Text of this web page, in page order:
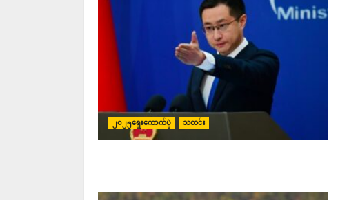
၂၀၂၅ရွေးကောက်ပွဲ သတင်း